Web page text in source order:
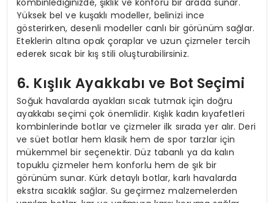
kombinlediğinizde, şıklık ve konforu bir arada sunar.
Yüksek bel ve kuşaklı modeller, belinizi ince
gösterirken, desenli modeller canlı bir görünüm sağlar.
Eteklerin altına opak çoraplar ve uzun çizmeler tercih
ederek sıcak bir kış stili oluşturabilirsiniz.
6. Kışlık Ayakkabı ve Bot Seçimi
Soğuk havalarda ayakları sıcak tutmak için doğru
ayakkabı seçimi çok önemlidir. Kışlık kadın kıyafetleri
kombinlerinde botlar ve çizmeler ilk sırada yer alır. Deri
ve süet botlar hem klasik hem de spor tarzlar için
mükemmel bir seçenektir. Düz tabanlı ya da kalın
topuklu çizmeler hem konforlu hem de şık bir
görünüm sunar. Kürk detaylı botlar, karlı havalarda
ekstra sıcaklık sağlar. Su geçirmez malzemelerden